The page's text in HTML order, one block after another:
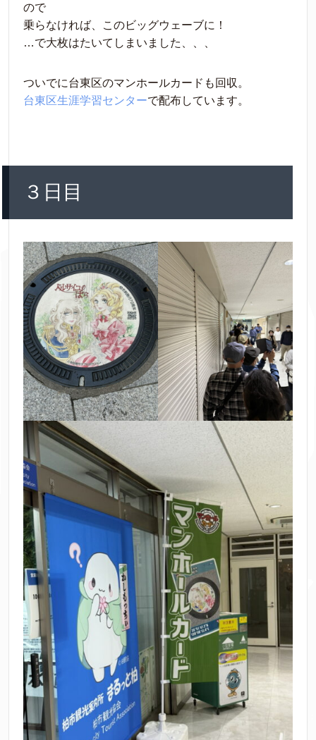
ので
乗らなければ、このビッグウェーブに！
…で大枚はたいてしまいました、、、
ついでに台東区のマンホールカードも回収。
台東区生涯学習センターで配布しています。
３日目